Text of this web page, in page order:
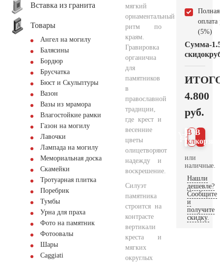
Вставка из гранита
Товары
Ангел на могилу
Балясины
Бордюр
Брусчатка
Бюст и Скульптуры
Вазон
Вазы из мрамора
Влагостойкие рамки
Газон на могилу
Лавочки
Лампада на могилу
Мемориальная доска
Скамейки
Тротуарная плитка
Поребрик
Тумбы
Урна для праха
Фото на памятник
Фотоовалы
Шары
Сaggiati
мягкий
орнаментальный
ритм по
краям.
Гравировка
органична
для
памятников
в
православной
традиции,
где крест и
весенние
цветы
олицетворяют
надежду и
воскрешение.
Силуэт
памятника
строится на
контрасте
вертикали
креста и
мягких
округлых
Полная
оплата
(5%)
Сумма
скидок
-
4.800
руб.
В
В 1
клик
или
наличные.
Нашли
дешевле?
Сообщите
и
получите
скидку.